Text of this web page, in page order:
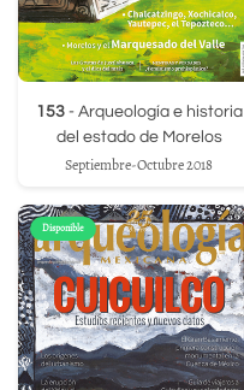
153- Arqueología e historia
del estado de Morelos
Septiembre-Octubre 2018
Disponible